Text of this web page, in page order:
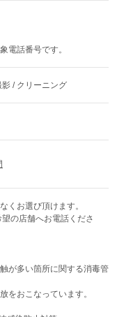
電話番号です。
影 / クリーニング
くお選び頂けます。
の店舗へお電話くださ
が多い箇所に関する消毒管
をおこなっています。